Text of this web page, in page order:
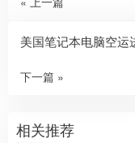
美国笔记本电脑空运
下一篇 »
相关推荐